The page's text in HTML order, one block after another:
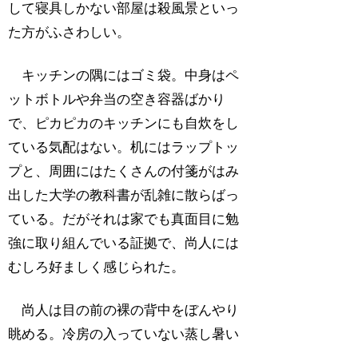
して寝具しかない部屋は殺風景といっ
た方がふさわしい。
キッチンの隅にはゴミ袋。中身はペ
ットボトルや弁当の空き容器ばかり
で、ピカピカのキッチンにも自炊をし
ている気配はない。机にはラップトッ
プと、周囲にはたくさんの付箋がはみ
出した大学の教科書が乱雑に散らばっ
ている。だがそれは家でも真面目に勉
強に取り組んでいる証拠で、尚人には
むしろ好ましく感じられた。
尚人は目の前の裸の背中をぼんやり
眺める。冷房の入っていない蒸し暑い